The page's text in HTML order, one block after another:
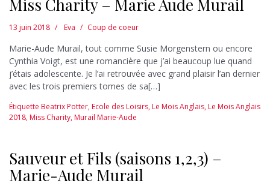
Miss Charity – Marie Aude Murail
13 juin 2018 Eva Coup de coeur
Marie-Aude Murail, tout comme Susie Morgenstern ou encore
Cynthia Voigt, est une romancière que j’ai beaucoup lue quand
j’étais adolescente. Je l’ai retrouvée avec grand plaisir l’an dernier
avec les trois premiers tomes de sa[…]
Étiquette Beatrix Potter,Ecole des Loisirs,Le Mois Anglais,Le Mois Anglais
2018,Miss Charity,Murail Marie-Aude
Sauveur et Fils (saisons 1,2,3) –
Marie-Aude Murail